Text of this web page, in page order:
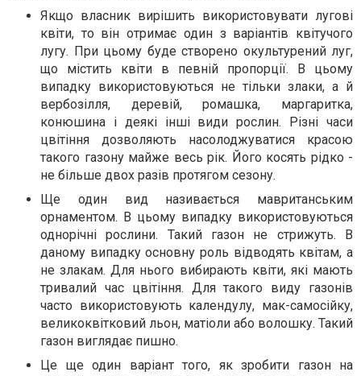
Якщо власник вирішить використовувати лугові
квіти, то він отримає один з варіантів квітучого
лугу. При цьому буде створено окультурений луг,
що містить квіти в певній пропорції. В цьому
випадку використовуються не тільки злаки, а й
вербозілля, деревій, ромашка, маргаритка,
конюшина і деякі інші види рослин. Різні часи
цвітіння дозволяють насолоджуватися красою
такого газону майже весь рік. Його косять рідко -
не більше двох разів протягом сезону.
Ще один вид називається мавританським
орнаментом. В цьому випадку використовуються
однорічні рослини. Такий газон не стрижуть. В
даному випадку основну роль відводять квітам, а
не злакам. Для нього вибирають квіти, які мають
тривалий час цвітіння. Для такого виду газонів
часто використовують календулу, мак-самосійку,
великоквітковий льон, матіоли або волошку. Такий
газон виглядає пишно.
Це ще один варіант того, як зробити газон на